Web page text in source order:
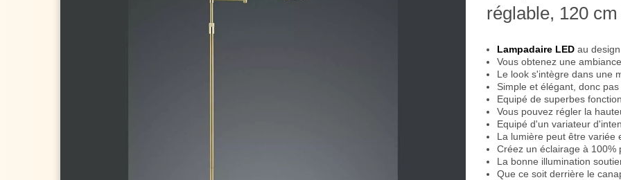
réglable, 120
Lampadaire LED au
Vous obtenez une
Le look s'intègre dans une
Simple et élégant, donc
Equipé de superbes
Vous pouvez régler la
Equipé d'un variateur
La lumière peut être variée
Créez un éclairage à
La bonne illumination
Que ce soit derrière le